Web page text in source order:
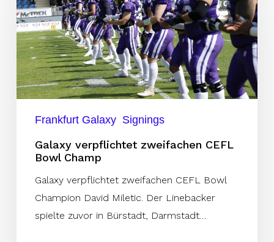
zweifachen
CEFL
Bowl
Champ
Frankfurt Galaxy Signings
Galaxy verpflichtet zweifachen CEFL
Bowl Champ
Galaxy verpflichtet zweifachen CEFL Bowl
Champion David Miletic. Der Linebacker
spielte zuvor in Bürstadt, Darmstadt…